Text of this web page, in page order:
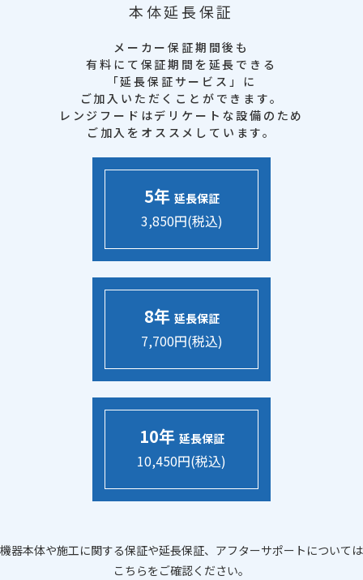
本体延長保証
メーカー保証期間後も
有料にて保証期間を延長できる
「延長保証サービス」に
ご加入いただくことができます。
レンジフードはデリケートな設備のため
ご加入をオススメしています。
5年 延長保証
3,850円(税込)
8年 延長保証
7,700円(税込)
10年 延長保証
10,450円(税込)
機器本体や施工に関する保証や延長保証、アフターサポートについては
こちらをご確認ください。